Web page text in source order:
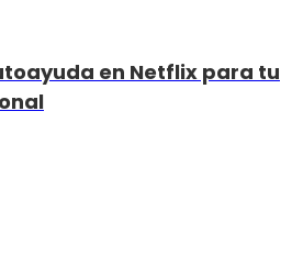
en Netflix para tu